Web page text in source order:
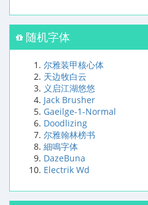
随机字体
尔雅装甲核心体
天边牧白云
义启江湖悠悠
Jack Brusher
Gaeilge-1-Normal
Doodlizing
尔雅翰林榜书
細鳴字体
DazeBuna
Electrik Wd